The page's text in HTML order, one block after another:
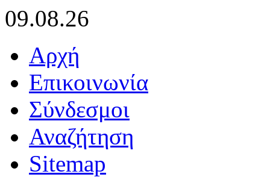
09.08.26
Αρχή
Επικοινωνία
Σύνδεσμοι
Αναζήτηση
Sitemap